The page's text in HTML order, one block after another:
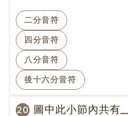
二分音符
四分音符
八分音符
後十六分音符
20 圖中此小節內共有